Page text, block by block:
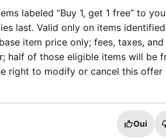
labeled “Buy 1, get 1 free” to
last. Valid only on items
item price only; fees, taxes,
half of those eligible items will be
right to modify or cancel this offer
Oui